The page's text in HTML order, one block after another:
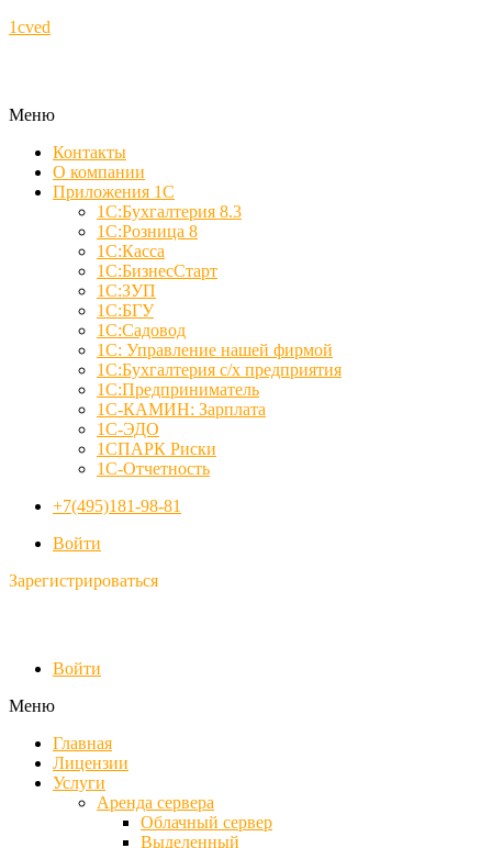
1cved
Меню
Контакты
О компании
Приложения 1С
1С:Бухгалтерия 8.3
1С:Розница 8
1С:Касса
1С:БизнесСтарт
1С:ЗУП
1С:БГУ
1С:Садовод
1С: Управление нашей фирмой
1С:Бухгалтерия с/х предприятия
1С:Предприниматель
1С-КАМИН: Зарплата
1С-ЭДО
1СПАРК Риски
1С-Отчетность
+7(495)181-98-81
Войти
Зарегистрироваться
Войти
Меню
Главная
Лицензии
Услуги
Аренда сервера
Облачный сервер
Выделенный